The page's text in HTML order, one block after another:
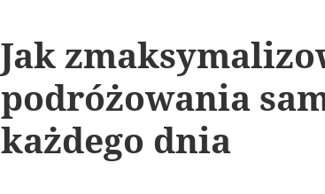
Jak
podróżowania
każdego dnia